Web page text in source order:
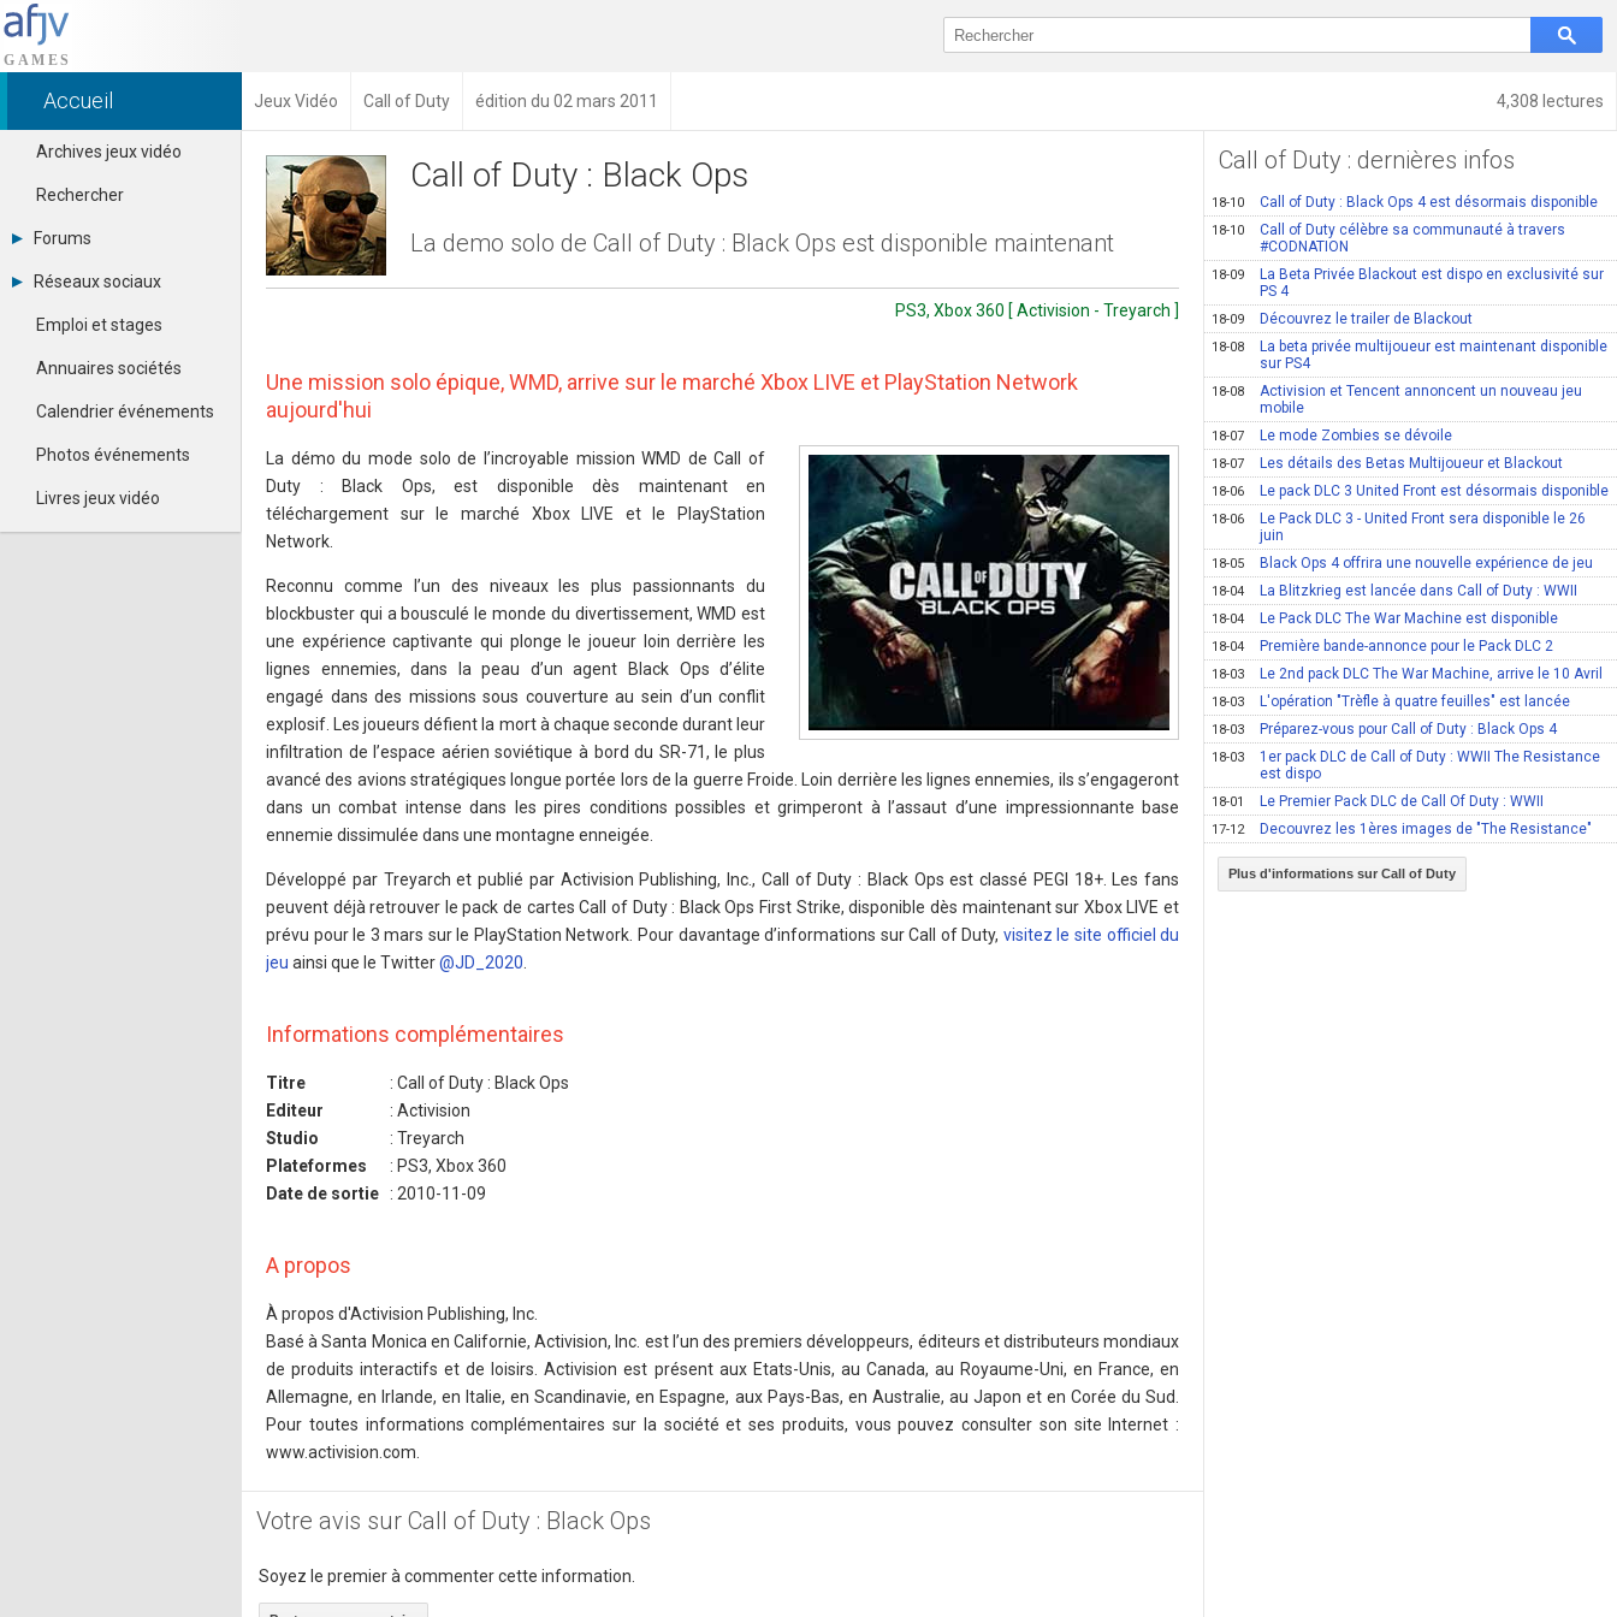
4,308 lectures
Accueil Jeux Vidéo Call of Duty édition du 02 mars 2011
Archives jeux vidéo
Rechercher
Forums
Tous les forums
Se connecter
Contacter un modérateur
Réseaux sociaux
Dailymotion
Facebook
Google+
Pinterest
Youtube
Emploi et stages
Annuaires sociétés
Calendrier événements
Photos événements
Livres jeux vidéo
Call of Duty : Black Ops
La demo solo de Call of Duty : Black Ops est disponible maintenant
PS3, Xbox 360 [ Activision - Treyarch ]
Une mission solo épique, WMD, arrive sur le marché Xbox LIVE et PlayStation Network
aujourd'hui
La démo du mode solo de l’incroyable mission WMD de Call of
Duty : Black Ops, est disponible dès maintenant en
téléchargement sur le marché Xbox LIVE et le PlayStation
Network.
Reconnu comme l’un des niveaux les plus passionnants du
blockbuster qui a bousculé le monde du divertissement, WMD est
une expérience captivante qui plonge le joueur loin derrière les
lignes ennemies, dans la peau d’un agent Black Ops d’élite
engagé dans des missions sous couverture au sein d’un conflit
explosif. Les joueurs défient la mort à chaque seconde durant leur
infiltration de l’espace aérien soviétique à bord du SR-71, le plus
avancé des avions stratégiques longue portée lors de la guerre Froide. Loin derrière les lignes ennemies, ils s’engageront
dans un combat intense dans les pires conditions possibles et grimperont à l’assaut d’une impressionnante base
ennemie dissimulée dans une montagne enneigée.
Développé par Treyarch et publié par Activision Publishing, Inc., Call of Duty : Black Ops est classé PEGI 18+. Les fans
peuvent déjà retrouver le pack de cartes Call of Duty : Black Ops First Strike, disponible dès maintenant sur Xbox LIVE et
prévu pour le 3 mars sur le PlayStation Network. Pour davantage d’informations sur Call of Duty, visitez le site officiel du
jeu ainsi que le Twitter@JD_2020
Informations complémentaires
Titre
: Call of Duty : Black Ops
Editeur
: Activision
Studio
: Treyarch
Plateformes
: PS3, Xbox 360
Date de sortie
: 2010-11-09
A propos
À propos d'Activision Publishing, Inc.
Basé à Santa Monica en Californie, Activision, Inc. est l’un des premiers développeurs, éditeurs et distributeurs mondiaux
de produits interactifs et de loisirs. Activision est présent aux Etats-Unis, au Canada, au Royaume-Uni, en France, en
Allemagne, en Irlande, en Italie, en Scandinavie, en Espagne, aux Pays-Bas, en Australie, au Japon et en Corée du Sud.
Pour toutes informations complémentaires sur la société et ses produits, vous pouvez consulter son site Internet :
www.activision.com.
Votre avis sur Call of Duty : Black Ops
Soyez le premier à commenter cette information.
Call of Duty : dernières infos
18-10 Call of Duty : Black Ops 4 est désormais disponible
18-10
Call of Duty célèbre sa communauté à travers
#CODNATION
18-09
La Beta Privée Blackout est dispo en exclusivité sur
PS 4
18-09 Découvrez le trailer de Blackout
18-08
La beta privée multijoueur est maintenant disponible
sur PS4
18-08
Activision et Tencent annoncent un nouveau jeu
mobile
18-07 Le mode Zombies se dévoile
18-07 Les détails des Betas Multijoueur et Blackout
18-06 Le pack DLC 3 United Front est désormais disponible
18-06
Le Pack DLC 3 - United Front sera disponible le 26
juin
18-05 Black Ops 4 offrira une nouvelle expérience de jeu
18-04 La Blitzkrieg est lancée dans Call of Duty : WWII
18-04 Le Pack DLC The War Machine est disponible
18-04 Première bande-annonce pour le Pack DLC 2
18-03 Le 2nd pack DLC The War Machine, arrive le 10 Avril
18-03 L'opération "Trèfle à quatre feuilles" est lancée
18-03 Préparez-vous pour Call of Duty : Black Ops 4
18-03
1er pack DLC de Call of Duty : WWII The Resistance
est dispo
18-01 Le Premier Pack DLC de Call Of Duty : WWII
17-12 Decouvrez les 1ères images de "The Resistance"
Plus d'informations sur Call of Duty